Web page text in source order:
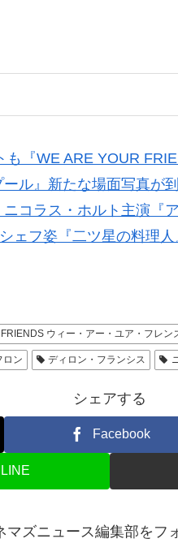
『WE ARE YOUR
ル』新たな場面写真が
コラス・ホルト主演『ア
ェフ姿『二ツ星の料理人
ウィー・アー・ユア・フレン
ロン ディロン・フランシス
シェアする
Facebook
LINE
マズニュース編集部をフ